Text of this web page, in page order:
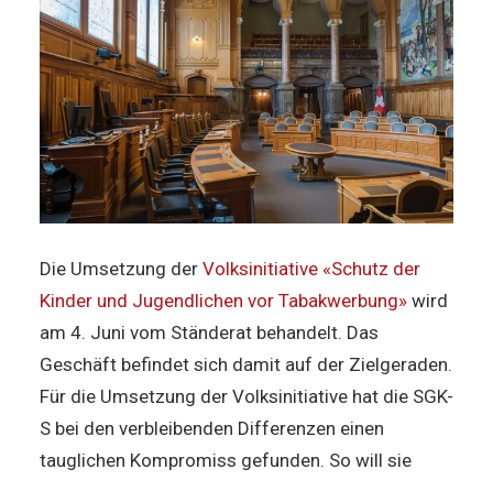
Die Umsetzung der Volksinitiative «Schutz der
Kinder und Jugendlichen vor Tabakwerbung» wird
am 4. Juni vom Ständerat behandelt. Das
Geschäft befindet sich damit auf der Zielgeraden.
Für die Umsetzung der Volksinitiative hat die SGK-
S bei den verbleibenden Differenzen einen
tauglichen Kompromiss gefunden. So will sie